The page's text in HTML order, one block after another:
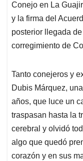
A
p
p
o
o
k
d
I
n
Conejo en La
y la firma del
posterior llegada
corregimiento de
Tanto conejeros y
Dubis Márquez,
años, que luce un
traspasan hasta la
cerebral y olvidó
algo que quedó
corazón y en sus